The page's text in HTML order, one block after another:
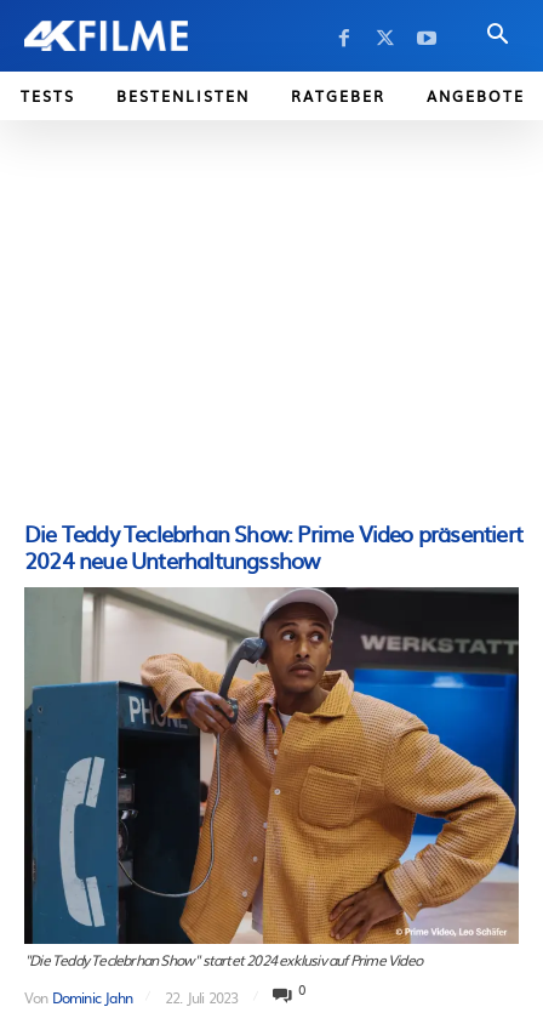
TESTS BESTENLISTEN RATGEBER ANGEBOTE
Die Teddy Teclebrhan Show: Prime Video präsentiert
2024 neue Unterhaltungsshow
"Die Teddy Teclebrhan Show" startet 2024 exklusiv auf Prime Video
Von Dominic Jahn 22. Juli 2023 0